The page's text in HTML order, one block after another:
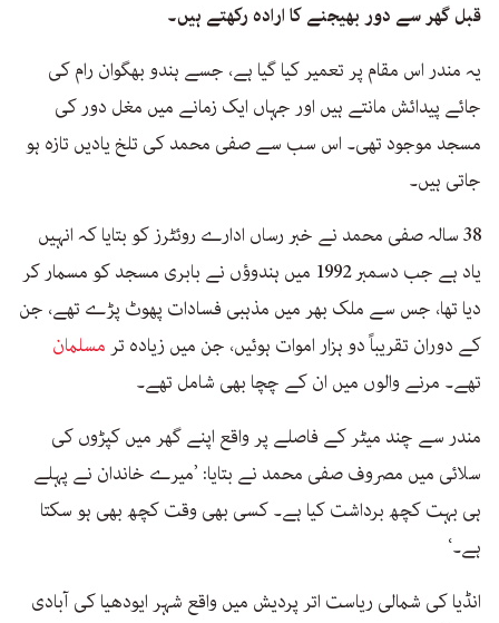
قبل گھر سے دور بھیجنے کا ارادہ رکھتے ہیں۔
یہ مندر اس مقام پر تعمیر کیا گیا ہے، جسے ہندو بھگوان رام کی
جائے پیدائش مانتے ہیں اور جہاں ایک زمانے میں مغل دور کی
مسجد موجود تھی۔ اس سب سے صفی محمد کی تلخ یادیں تازہ ہو
جاتی ہیں۔
38 سالہ صفی محمد نے خبر رساں ادارے روئٹرز کو بتایا کہ انہیں
یاد ہے جب دسمبر 1992 میں ہندوؤں نے بابری مسجد کو مسمار کر
دیا تھا، جس سے ملک بھر میں مذہبی فسادات پھوٹ پڑے تھے، جن
کے دوران تقریباً دو ہزار اموات ہوئیں، جن میں زیادہ تر مسلمان
تھے۔ مرنے والوں میں ان کے چچا بھی شامل تھے۔
مندر سے چند میٹر کے فاصلے پر واقع اپنے گھر میں کپڑوں کی
سلائی میں مصروف صفی محمد نے بتایا: ’میرے خاندان نے پہلے
ہی بہت کچھ برداشت کیا ہے۔ کسی بھی وقت کچھ بھی ہو سکتا
ہے۔‘
انڈیا کی شمالی ریاست اتر پردیش میں واقع شہر ایودھیا کی آبادی